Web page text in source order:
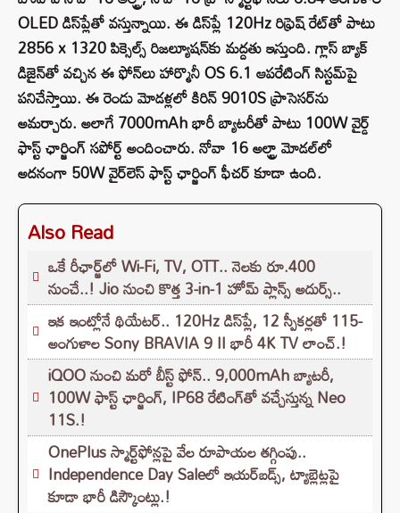
OLED డిస్‌ప్లేతో వస్తున్నాయి. ఈ డిస్‌ప్లే 120Hz రిఫ్రెష్ రేట్‌తో పాటు
2856 x 1320 పిక్సెల్స్ రిజల్యూషన్‌కు మద్దతు ఇస్తుంది. గ్లాస్ బ్యాక్
డిజైన్‌తో వచ్చిన ఈ ఫోన్‌లు హార్మొనీ OS 6.1 ఆపరేటింగ్ సిస్టమ్‌పై
పనిచేస్తాయి. ఈ రెండు మోడళ్లలో కిరిన్ 9010S ప్రాసెసర్‌ను
అమర్చారు. అలాగే 7000mAh భారీ బ్యాటరీతో పాటు 100W వైర్డ్
ఫాస్ట్ ఛార్జింగ్ సపోర్ట్ అందించారు. నోవా 16 అల్ట్రా మోడల్‌లో
అదనంగా 50W వైర్‌లెస్ ఫాస్ట్ ఛార్జింగ్ ఫీచర్ కూడా ఉంది.
Also Read
ఒకే రీఛార్జ్‌లో Wi-Fi, TV, OTT.. నెలకు రూ.400
నుంచే..! Jio నుంచి కొత్త 3-in-1 హోమ్ ప్లాన్స్ అదుర్స్..
ఇక ఇంట్లోనే థియేటర్.. 120Hz డిస్‌ప్లే, 12 స్పీకర్లతో 115-
అంగుళాల Sony BRAVIA 9 II భారీ 4K TV లాంచ్.!
iQOO నుంచి మరో బీస్ట్ ఫోన్.. 9,000mAh బ్యాటరీ,
100W ఫాస్ట్ ఛార్జింగ్‌, IP68 రేటింగ్‌తో వచ్చేస్తున్న Neo
11S.!
OnePlus స్మార్ట్‌ఫోన్లపై వేల రూపాయల తగ్గింపు..
Independence Day Saleలో ఇయర్‌బడ్స్, ట్యాబ్లెట్లపై
కూడా భారీ డిస్కౌంట్లు.!